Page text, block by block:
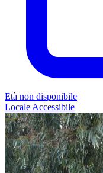
Età non disponibile
Locale Accessibile